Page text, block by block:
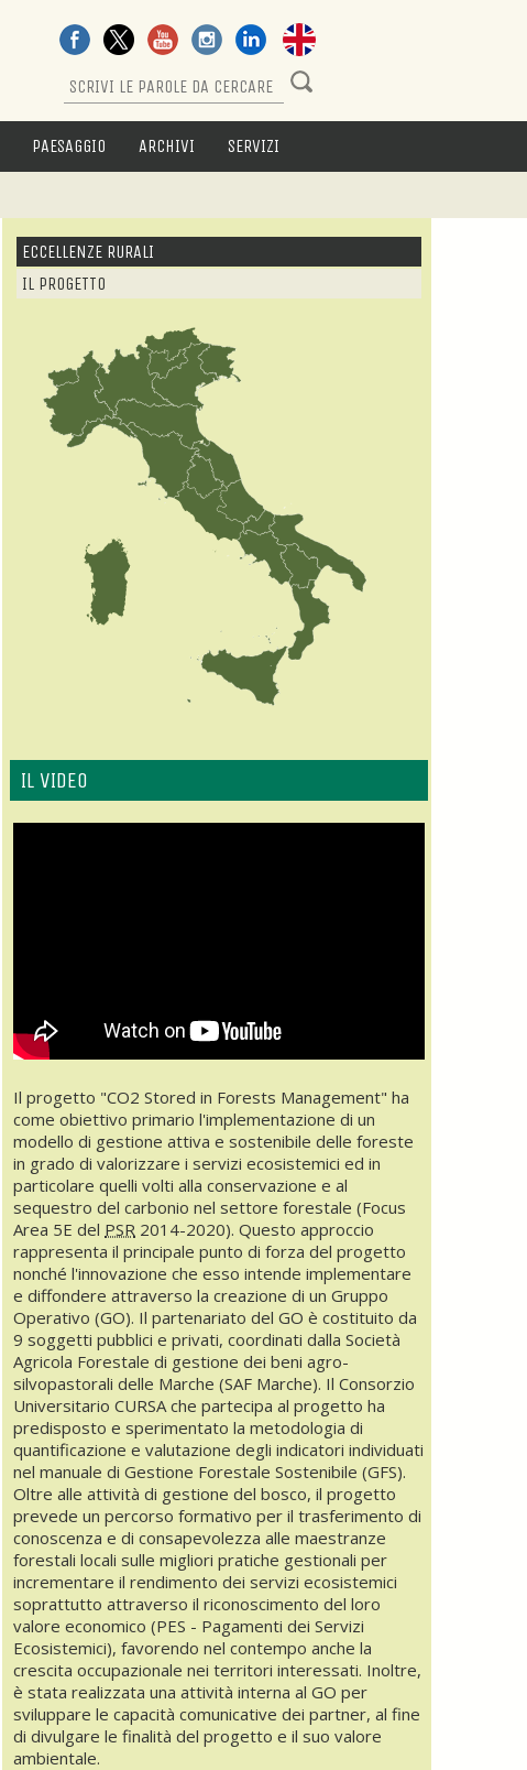
PAESAGGIO ARCHIVI SERVIZI
ECCELLENZE RURALI
IL PROGETTO
IL VIDEO
Il progetto "CO2 Stored in Forests Management" ha
come obiettivo primario l'implementazione di un
modello di gestione attiva e sostenibile delle foreste
in grado di valorizzare i servizi ecosistemici ed in
particolare quelli volti alla conservazione e al
sequestro del carbonio nel settore forestale (Focus
Area 5E del PSR 2014-2020). Questo approccio
rappresenta il principale punto di forza del progetto
nonché l'innovazione che esso intende implementare
e diffondere attraverso la creazione di un Gruppo
Operativo (GO). Il partenariato del GO è costituito da
9 soggetti pubblici e privati, coordinati dalla Società
Agricola Forestale di gestione dei beni agro-
silvopastorali delle Marche (SAF Marche). Il Consorzio
Universitario CURSA che partecipa al progetto ha
predisposto e sperimentato la metodologia di
quantificazione e valutazione degli indicatori individuati
nel manuale di Gestione Forestale Sostenibile (GFS).
Oltre alle attività di gestione del bosco, il progetto
prevede un percorso formativo per il trasferimento di
conoscenza e di consapevolezza alle maestranze
forestali locali sulle migliori pratiche gestionali per
incrementare il rendimento dei servizi ecosistemici
soprattutto attraverso il riconoscimento del loro
valore economico (PES - Pagamenti dei Servizi
Ecosistemici), favorendo nel contempo anche la
crescita occupazionale nei territori interessati. Inoltre,
è stata realizzata una attività interna al GO per
sviluppare le capacità comunicative dei partner, al fine
di divulgare le finalità del progetto e il suo valore
ambientale.